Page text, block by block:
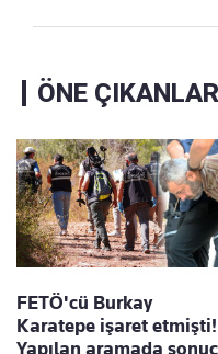
ÖNE ÇIKANLAR
FETÖ'cü Burkay
Karatepe işaret etmişti!
Yapılan aramada sonuç